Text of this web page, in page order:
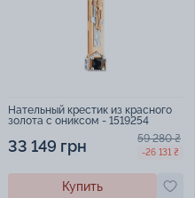
Нательный крестик из красного
золота с ониксом - 1519254
33 149 грн 59 280 ₴
-26 131 ₴
Купить